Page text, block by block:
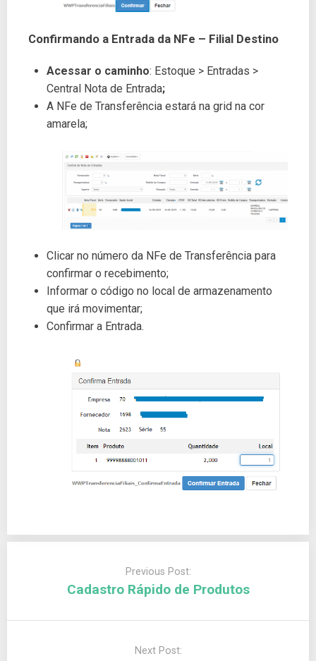
Confirmando a Entrada da NFe – Filial Destino
Acessar o caminho: Estoque > Entradas >
Central Nota de Entrada;
A NFe de Transferência estará na grid na cor
amarela;
Clicar no número da NFe de Transferência para
confirmar o recebimento;
Informar o código no local de armazenamento
que irá movimentar;
Confirmar a Entrada.
Previous Post:
Cadastro Rápido de Produtos
Next Post: